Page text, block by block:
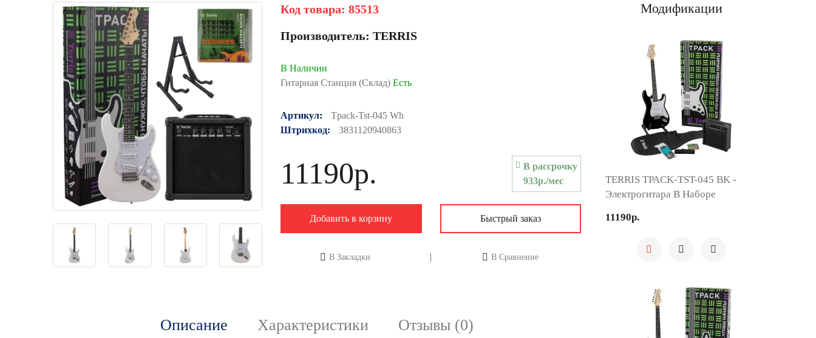
Код товара: 85513
Производитель: TERRIS
В Наличии
Гитарная Станция (Склад) Есть
Артикул:
Tpack-Tst-045 Wh
Штрихкод:
3831120940863
11190р.
В рассрочку
933р./мес
Добавить в корзину Быстрый заказ
В Закладки В Сравнение
Описание Характеристики Отзывы (0)
Модификации
TERRIS TPACK-TST-045 BK -
Электрогитара В Наборе
11190р.